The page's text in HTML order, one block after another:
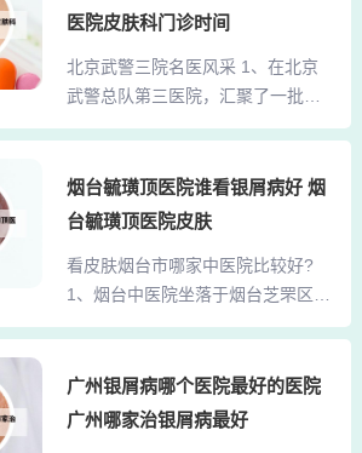
进的医疗设备以及多年的临床经
高的声誉。3、推荐复旦大学附属华
山医院皮肤科。华山医院皮...
有：曲靖市第一人民医院、曲靖市
曲靖市第一人民医院 曲靖市第一人
民医院是曲靖市较早成立的大型综
合性医院，经过多年的发展，已成
等功能于一体的三甲医院。该医院
拥有先进的医疗设备和技术，提供
民医院 曲靖市第二人民医院是一家
具有悠久历...
医院皮肤科门诊时间
北京武警三院名医风采 1、在北京
武警总队第三医院，汇聚了一批名
医专家，他们以其卓越的专业技能
质的医疗服务。首先，刘玉辉副主
任医师，作为肝胆外科专家，擅长
胆取息肉手术方面表现出色，已完
成了万余例腹腔镜手术，并发表了
多篇论文。2、裴永桢，主任医师，
中华医学会肝病研究所理事。她专
注于慢性乙、丙型病毒性肝炎的临
烟台毓璜顶医院谁看银屑病好 烟
台毓璜顶医院皮肤
看皮肤烟台市哪家中医院比较好?
1、烟台中医院坐落于烟台芝罘区幸
福，虽然在知名度上不及烟台山和
较高的声誉。医院规模适中，以其
在皮肤科、小儿科、心血管科、整
广州银屑病哪个医院最好的医院
广州哪家治银屑病最好